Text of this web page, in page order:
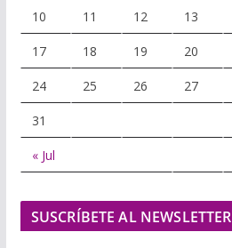
10 11 12 13
17 18 19 20
24 25 26 27
31
« Jul
SUSCRÍBETE AL NEWSLETTER